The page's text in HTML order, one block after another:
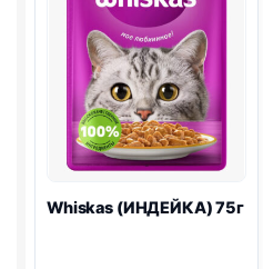
Whiskas (ИНДЕЙКА) 75г